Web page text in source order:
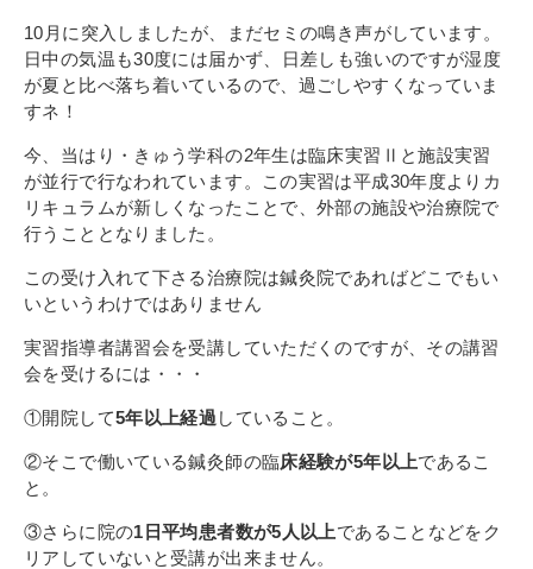
卒業生の皆さまへ
新着情報
ブログ
コラム
お問い合わせ
資料請求
教職員採用情報
その他
10月に突入しましたが、まだセミの鳴き声がしています。
日中の気温も30度には届かず、日差しも強いのですが湿度
が夏と比べ落ち着いているので、過ごしやすくなっていま
すネ！
今、当はり・きゅう学科の2年生は臨床実習Ⅱと施設実習
が並行で行なわれています。この実習は平成30年度よりカ
リキュラムが新しくなったことで、外部の施設や治療院で
行うこととなりました。
この受け入れて下さる治療院は鍼灸院であればどこでもい
いというわけではありません
実習指導者講習会を受講していただくのですが、その講習
会を受けるには・・・
①開院して5年以上経過 していること。
②そこで働いている鍼灸師の臨床経験が5年以上であるこ
と。
③さらに院の1日平均患者数が5人以上であることなどをク
リアしていないと受講が出来ません。